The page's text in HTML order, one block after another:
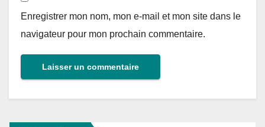
Enregistrer mon nom, mon e-mail et mon site dans le
navigateur pour mon prochain commentaire.